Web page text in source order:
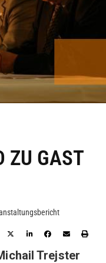
GAST I
Trejster